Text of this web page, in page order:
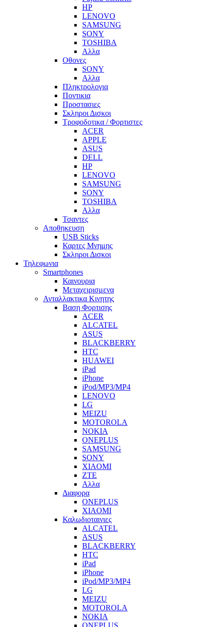
HP
LENOVO
SAMSUNG
SONY
TOSHIBA
Αλλα
Οθονες
SONY
Αλλα
Πληκτρολογια
Ποντικια
Προστασιες
Σκληροι Δισκοι
Τροφοδοτικα / Φορτιστες
ACER
APPLE
ASUS
DELL
HP
LENOVO
SAMSUNG
SONY
TOSHIBA
Αλλα
Τσαντες
Αποθηκευση
USB Sticks
Καρτες Μνημης
Σκληροι Δισκοι
Τηλεφωνια
Smartphones
Καινουρια
Μεταχειρισμενα
Ανταλλακτικα Κινητης
Βαση Φορτισης
ACER
ALCATEL
ASUS
BLACKBERRY
HTC
HUAWEI
iPad
iPhone
iPod/MP3/MP4
LENOVO
LG
MEIZU
MOTOROLA
NOKIA
ONEPLUS
SAMSUNG
SONY
XIAOMI
ZTE
Αλλα
Διαφορα
ONEPLUS
XIAOMI
Καλωδιοταινιες
ALCATEL
ASUS
BLACKBERRY
HTC
iPad
iPhone
iPod/MP3/MP4
LG
MEIZU
MOTOROLA
NOKIA
ONEPLUS